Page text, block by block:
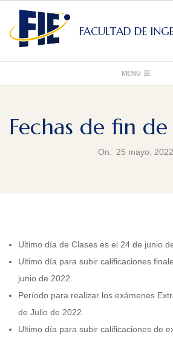
content
FACULTAD DE
Navigation
MENU
Fechas de fin
On: 25 mayo, 2022
Ultimo día de Clases es el 24 de junio
Ultimo día para subir calificaciones
junio de 2022.
Período para realizar los exámenes
de Julio de 2022.
Ultimo día para subir calificaciones de